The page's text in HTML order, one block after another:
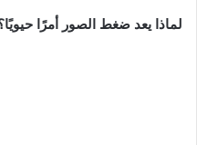
لماذا يعد ضغط الصور أمرًا